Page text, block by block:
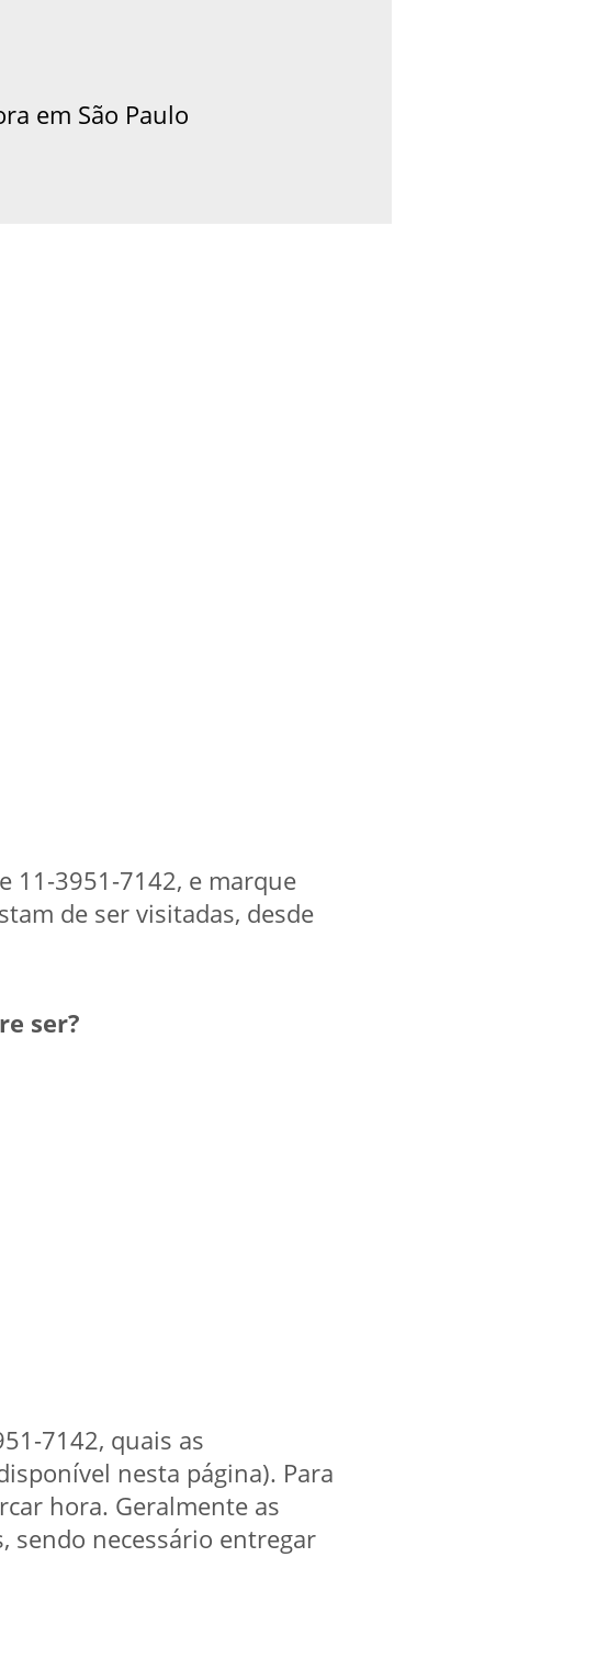
em São Paulo
11-3951-7142, e marque
de ser visitadas, desde
ser?
7142, quais as
nesta página). Para
hora. Geralmente as
sendo necessário entregar